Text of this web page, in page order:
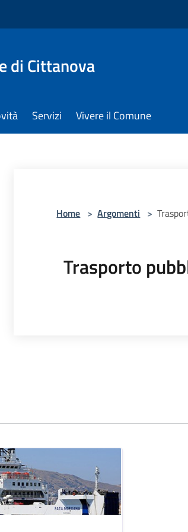
di Cittanova
Servizi Vivere il Comune
Home > Argomenti >
Trasporto